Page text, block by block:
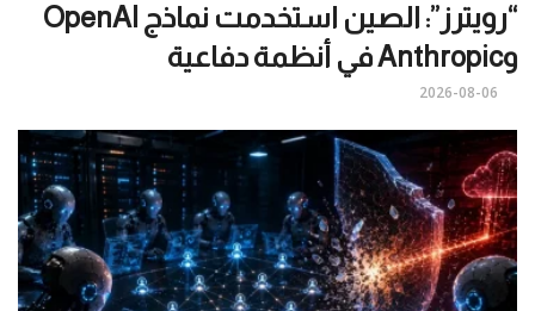
“رويترز”: الصين استخدمت نماذج OpenAI
وAnthropic في أنظمة دفاعية
2026-08-06